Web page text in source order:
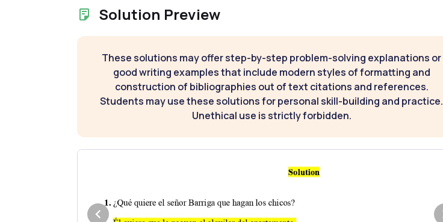
Solution Preview
These solutions may offer step-by-step problem-solving explanations or
good writing examples that include modern styles of formatting and
construction of bibliographies out of text citations and references.
Students may use these solutions for personal skill-building and practice.
Unethical use is strictly forbidden.